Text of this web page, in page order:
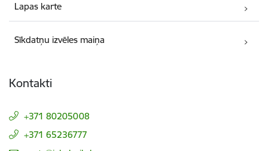
Lapas karte
Sīkdatņu izvēles maiņa
Kontakti
+371 80205008
+371 65236777